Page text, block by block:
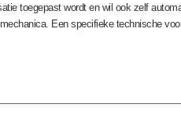
toegepast wordt en wil ook zelf
Een specifieke technische